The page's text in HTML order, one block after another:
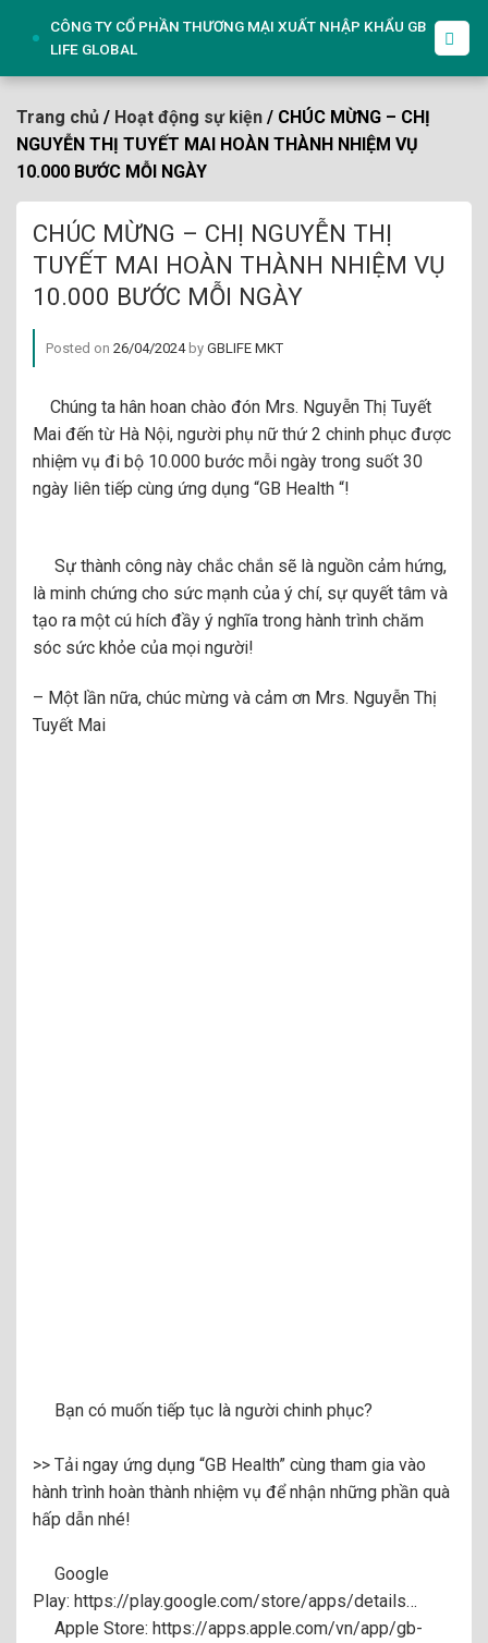
CÔNG TY CỔ PHẦN THƯƠNG MẠI XUẤT NHẬP KHẨU GB
LIFE GLOBAL
Trang chủ / Hoạt động sự kiện / CHÚC MỪNG – CHỊ
NGUYỄN THỊ TUYẾT MAI HOÀN THÀNH NHIỆM VỤ
10.000 BƯỚC MỖI NGÀY
CHÚC MỪNG – CHỊ NGUYỄN THỊ
TUYẾT MAI HOÀN THÀNH NHIỆM VỤ
10.000 BƯỚC MỖI NGÀY
Posted on 26/04/2024by GBLIFE MKT
Chúng ta hân hoan chào đón Mrs. Nguyễn Thị Tuyết
Mai đến từ Hà Nội, người phụ nữ thứ 2 chinh phục được
nhiệm vụ đi bộ 10.000 bước mỗi ngày trong suốt 30
ngày liên tiếp cùng ứng dụng “GB Health “!
Sự thành công này chắc chắn sẽ là nguồn cảm hứng,
là minh chứng cho sức mạnh của ý chí, sự quyết tâm và
tạo ra một cú hích đầy ý nghĩa trong hành trình chăm
sóc sức khỏe của mọi người!
– Một lần nữa, chúc mừng và cảm ơn Mrs. Nguyễn Thị
Tuyết Mai
Bạn có muốn tiếp tục là người chinh phục?
>> Tải ngay ứng dụng “GB Health” cùng tham gia vào
hành trình hoàn thành nhiệm vụ để nhận những phần quà
hấp dẫn nhé!
Google
Play: https://play.google.com/store/apps/details…
Apple Store: https://apps.apple.com/vn/app/gb-